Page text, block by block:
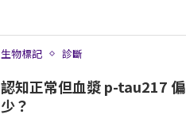
生物標記 診斷
認知正常但血漿 p-tau217
少？